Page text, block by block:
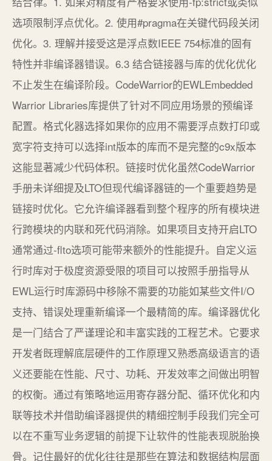
选项限制浮点优化。2. 使用#pragma在关键代码段关闭
优化。3. 理解并接受这是浮点数IEEE 754标准的固有
特性并非编译器错误。6.3 结合链接器与库的优化优化
不止发生在编译阶段。CodeWarrior的EWLEmbedded
Warrior Libraries库提供了针对不同应用场景的预编译
配置。格式化器选择如果你的应用不需要浮点数打印或
宽字符支持可以选择int版本的库而不是完整的c9x版本
这能显著减少代码体积。链接时优化虽然CodeWarrior
手册未详细提及LTO但现代编译器链的一个重要趋势是
链接时优化。它允许编译器看到整个程序的所有模块进
行跨模块的内联和死代码消除。如果项目支持开启LTO
通常通过-flto选项可能带来额外的性能提升。自定义运
行时库对于极度资源受限的项目可以按照手册指导从
EWL运行时库源码中移除不需要的功能如某些文件I/O
支持、错误处理重新编译一个最精简的库。编译器优化
是一门结合了严谨理论和丰富实践的工程艺术。它要求
开发者既理解底层硬件的工作原理又熟悉高级语言的语
义还要能在性能、尺寸、功耗、开发效率之间做出明智
的权衡。通过有策略地运用寄存器分配、循环优化和内
联等技术并借助编译器提供的精细控制手段我们完全可
以在不重写业务逻辑的前提下让软件的性能表现脱胎换
骨。记住最好的优化往往是那些在算法和数据结构层面